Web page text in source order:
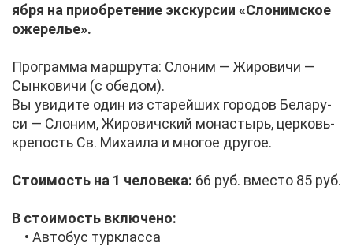
яб­ря на при­об­ре­те­ние экс­кур­сии «Сло­ним­ское
оже­ре­лье».
Про­грам­ма марш­рута: Сло­ним — Жи­ро­ви­чи —
Сын­ко­ви­чи (с обе­дом).
Вы уви­ди­те один из ста­рей­ших го­ро­дов Бе­ла­ру­
си — Сло­ним, Жи­ро­вич­ский мо­на­стырь, цер­ковь-
кре­пость Св. Ми­ха­и­ла и мно­гое дру­гое.
Сто­и­мость на 1 че­ло­ве­ка: 66 руб. вме­сто 85 руб.
В сто­и­мость вклю­чено:
• Ав­то­бус турклас­са